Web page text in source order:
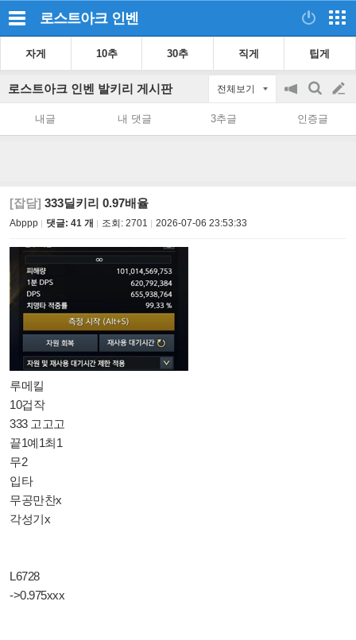
로스트아크 인벤
자게 10추 30추 직게 팁게
로스트아크 인벤 발키리 게시판 전체보기
공
on/off
검
색
글
쓰
내글 내 댓글 3추글 인증글
[잡담] 333딜키리 0.97배율
Abppp 댓글: 41 개 조회: 2701 2026-07-06 23:53:33
루메킬
10겁작
333 고고고
끝1예1최1
무2
입타
무공만찬x
각성기x
L6728
->0.975xxx